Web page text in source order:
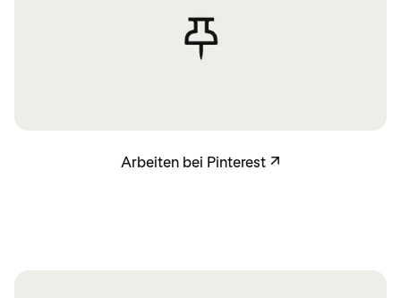
Arbeiten bei Pinterest ↗